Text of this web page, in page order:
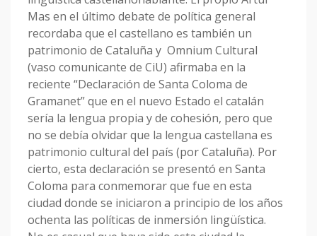
Mas en el último debate de política general
recordaba que el castellano es también un
patrimonio de Cataluña y Omnium Cultural
(vaso comunicante de CiU) afirmaba en la
reciente “Declaración de Santa Coloma de
Gramanet” que en el nuevo Estado el catalán
sería la lengua propia y de cohesión, pero que
no se debía olvidar que la lengua castellana es
patrimonio cultural del país (por Cataluña). Por
cierto, esta declaración se presentó en Santa
Coloma para conmemorar que fue en esta
ciudad donde se iniciaron a principio de los años
ochenta las políticas de inmersión lingüística.